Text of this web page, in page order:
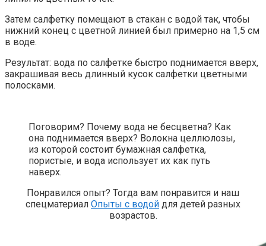
Затем салфетку помещают в стакан с водой так, чтобы
нижний конец с цветной линией был примерно на 1,5 см
в воде.
Результат: вода по салфетке быстро поднимается вверх,
закрашивая весь длинный кусок салфетки цветными
полосками.
Поговорим? Почему вода не бесцветна? Как
она поднимается вверх? Волокна целлюлозы,
из которой состоит бумажная салфетка,
пористые, и вода использует их как путь
наверх.
Понравился опыт? Тогда вам понравится и наш
спецматериал Опыты с водой для детей разных
возрастов.